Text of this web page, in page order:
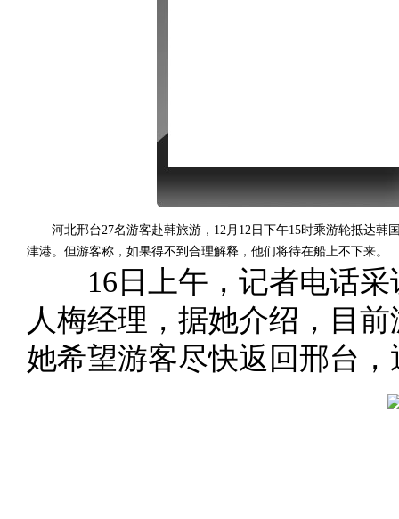
河北邢台27名游客赴韩旅游，12月12日下午15时乘游轮抵达韩
津港。但游客称，如果得不到合理解释，他们将待在船上不下来。
16日上午，记者电话采
人梅经理，据她介绍，目
她希望游客尽快返回邢台